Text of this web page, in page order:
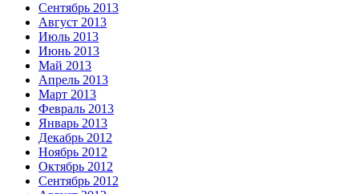
Сентябрь 2013
Август 2013
Июль 2013
Июнь 2013
Май 2013
Апрель 2013
Март 2013
Февраль 2013
Январь 2013
Декабрь 2012
Ноябрь 2012
Октябрь 2012
Сентябрь 2012